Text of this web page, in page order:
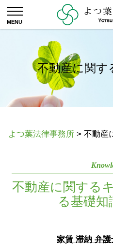
不動産に関す
よつ葉法律事務所 > 不動産
不動産に関する
る基礎知
家賃 滞納 弁護